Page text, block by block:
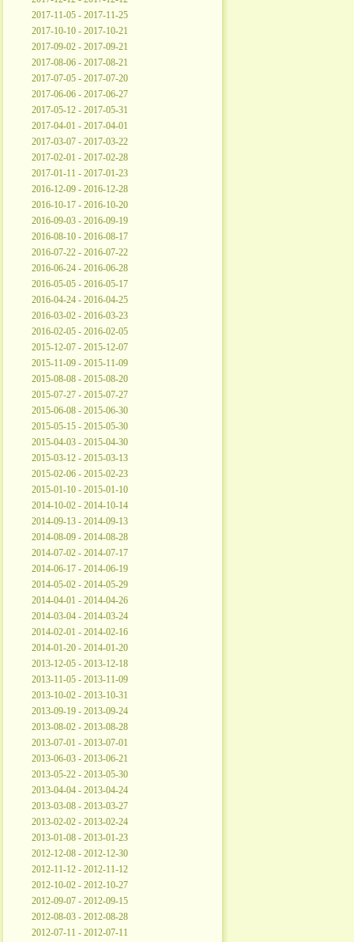
2017-11-05 - 2017-11-25
2017-10-10 - 2017-10-21
2017-09-02 - 2017-09-21
2017-08-06 - 2017-08-21
2017-07-05 - 2017-07-20
2017-06-06 - 2017-06-27
2017-05-12 - 2017-05-31
2017-04-01 - 2017-04-01
2017-03-07 - 2017-03-22
2017-02-01 - 2017-02-28
2017-01-11 - 2017-01-23
2016-12-09 - 2016-12-28
2016-10-17 - 2016-10-20
2016-09-03 - 2016-09-19
2016-08-10 - 2016-08-17
2016-07-22 - 2016-07-22
2016-06-24 - 2016-06-28
2016-05-05 - 2016-05-17
2016-04-24 - 2016-04-25
2016-03-02 - 2016-03-23
2016-02-05 - 2016-02-05
2015-12-07 - 2015-12-07
2015-11-09 - 2015-11-09
2015-08-08 - 2015-08-20
2015-07-27 - 2015-07-27
2015-06-08 - 2015-06-30
2015-05-15 - 2015-05-30
2015-04-03 - 2015-04-30
2015-03-12 - 2015-03-13
2015-02-06 - 2015-02-23
2015-01-10 - 2015-01-10
2014-10-02 - 2014-10-14
2014-09-13 - 2014-09-13
2014-08-09 - 2014-08-28
2014-07-02 - 2014-07-17
2014-06-17 - 2014-06-19
2014-05-02 - 2014-05-29
2014-04-01 - 2014-04-26
2014-03-04 - 2014-03-24
2014-02-01 - 2014-02-16
2014-01-20 - 2014-01-20
2013-12-05 - 2013-12-18
2013-11-05 - 2013-11-09
2013-10-02 - 2013-10-31
2013-09-19 - 2013-09-24
2013-08-02 - 2013-08-28
2013-07-01 - 2013-07-01
2013-06-03 - 2013-06-21
2013-05-22 - 2013-05-30
2013-04-04 - 2013-04-24
2013-03-08 - 2013-03-27
2013-02-02 - 2013-02-24
2013-01-08 - 2013-01-23
2012-12-08 - 2012-12-30
2012-11-12 - 2012-11-12
2012-10-02 - 2012-10-27
2012-09-07 - 2012-09-15
2012-08-03 - 2012-08-28
2012-07-11 - 2012-07-11